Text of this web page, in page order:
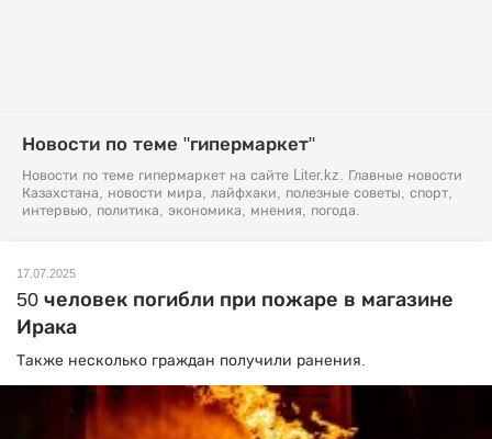
Новости по теме "гипермаркет"
Новости по теме гипермаркет на сайте Liter.kz. Главные новости
Казахстана, новости мира, лайфхаки, полезные советы, спорт,
интервью, политика, экономика, мнения, погода.
17.07.2025
50 человек погибли при пожаре в магазине
Ирака
Также несколько граждан получили ранения.